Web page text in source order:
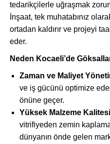
tedarikçilerle uğraşmak
İnşaat, tek muhatabınız
ortadan kaldırır ve projeyi
eder.
Neden Kocaeli’de
Zaman ve Maliyet
ve iş gücünü optimize
önüne geçer.
Yüksek Malzeme
vitrifiyeden zemin
dünyanın önde gelen